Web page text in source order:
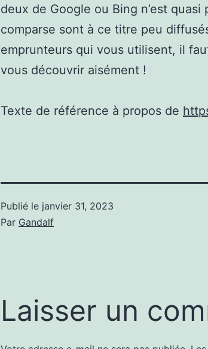
deux de Google ou Bing n’est
comparse sont à ce titre peu
emprunteurs qui vous utilisent, il
vous découvrir aisément !
Texte de référence à propos de
Publié le janvier 31, 2023
Par Gandalf
Laisser un